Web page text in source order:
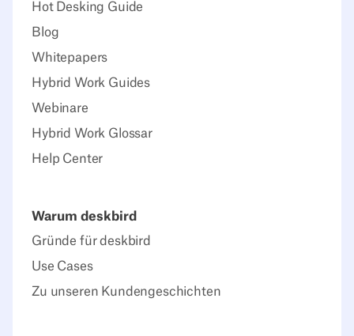
Hot Desking Guide
Blog
Whitepapers
Hybrid Work Guides
Webinare
Hybrid Work Glossar
Help Center
Warum deskbird
Gründe für deskbird
Use Cases
Zu unseren Kundengeschichten